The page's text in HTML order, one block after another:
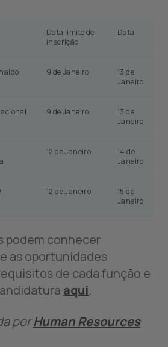
Data limite de
inscrição
Data
9 de Janeiro
13 de
Janeiro
9 de Janeiro
13 de
Janeiro
12 de Janeiro
14 de
Janeiro
12 de Janeiro
15 de
Janeiro
podem conhecer
as oportunidades
de cada função e
aqui.
porHuman Resources